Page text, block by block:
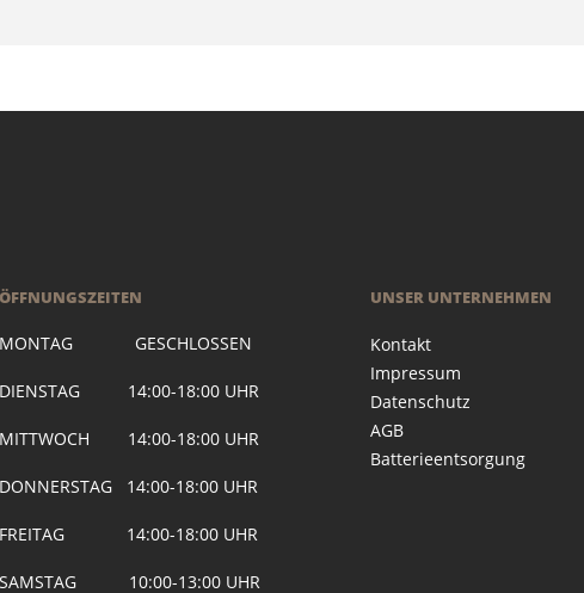
ÖFFNUNGSZEITEN
MONTAG GESCHLOSSEN
DIENSTAG 14:00-18:00 UHR
MITTWOCH 14:00-18:00 UHR
DONNERSTAG 14:00-18:00 UHR
FREITAG 14:00-18:00 UHR
SAMSTAG 10:00-13:00 UHR
UNSER UNTERNEHMEN
Kontakt
Impressum
Datenschutz
AGB
Batterieentsorgung